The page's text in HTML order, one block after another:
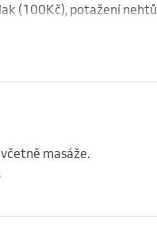
(100Kč), potažení nehtů
masáže.